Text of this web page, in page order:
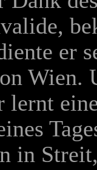
er
Wien.
lernt
in